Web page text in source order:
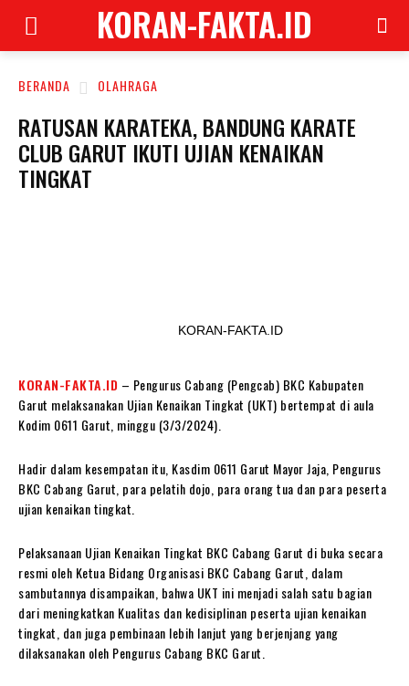
KORAN-FAKTA.ID
BERANDA OLAHRAGA
RATUSAN KARATEKA, BANDUNG KARATE
CLUB GARUT IKUTI UJIAN KENAIKAN
TINGKAT
KORAN-FAKTA.ID
KORAN-FAKTA.ID – Pengurus Cabang (Pengcab) BKC Kabupaten
Garut melaksanakan Ujian Kenaikan Tingkat (UKT) bertempat di aula
Kodim 0611 Garut, minggu (3/3/2024).
Hadir dalam kesempatan itu, Kasdim 0611 Garut Mayor Jaja, Pengurus
BKC Cabang Garut, para pelatih dojo, para orang tua dan para peserta
ujian kenaikan tingkat.
Pelaksanaan Ujian Kenaikan Tingkat BKC Cabang Garut di buka secara
resmi oleh Ketua Bidang Organisasi BKC Cabang Garut, dalam
sambutannya disampaikan, bahwa UKT ini menjadi salah satu bagian
dari meningkatkan Kualitas dan kedisiplinan peserta ujian kenaikan
tingkat, dan juga pembinaan lebih lanjut yang berjenjang yang
dilaksanakan oleh Pengurus Cabang BKC Garut.